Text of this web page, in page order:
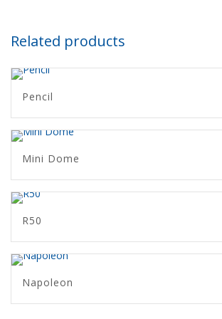
Related products
Pencil
Mini Dome
R50
Napoleon